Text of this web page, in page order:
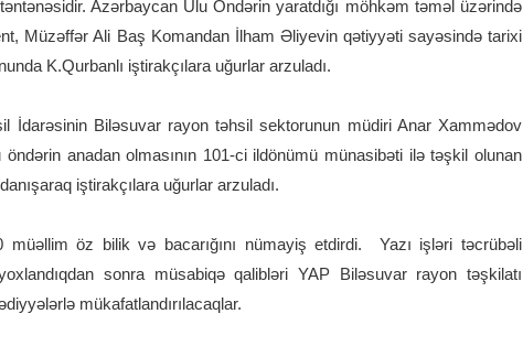
Azərbaycan Ulu Öndərin yaratdığı möhkəm təməl üzərində
Müzəffər Ali Baş Komandan İlham Əliyevin qətiyyəti sayəsində tarixi
K.Qurbanlı iştirakçılara uğurlar arzuladı.
İdarəsinin Biləsuvar rayon təhsil sektorunun müdiri Anar Xammədov
öndərin anadan olmasının 101-ci ildönümü münasibəti ilə təşkil olunan
iştirakçılara uğurlar arzuladı.
müəllim öz bilik və bacarığını nümayiş etdirdi. Yazı işləri təcrübəli
sonra müsabiqə qalibləri YAP Biləsuvar rayon təşkilatı
mükafatlandırılacaqlar.